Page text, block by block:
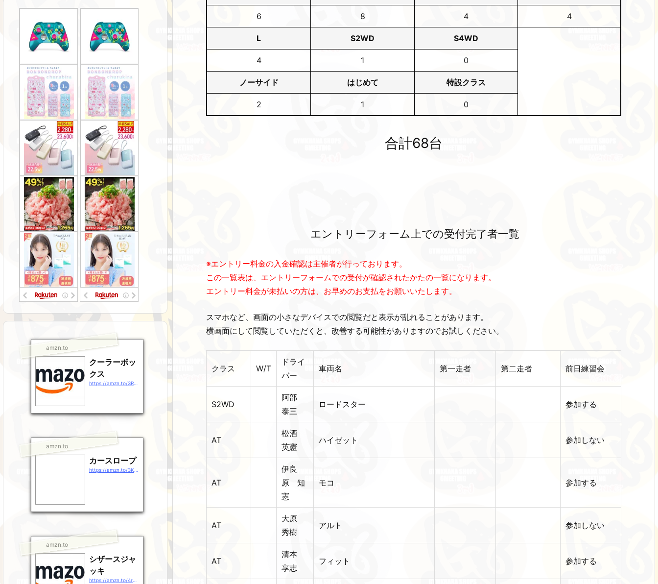
6 8 4 4
L S2WD S4WD
4 1 0
ノーサイド はじめて 特設クラス
2 1 0
合計68台
エントリーフォーム上での受付完了者一覧
※エントリー料金の入金確認は主催者が行っております。
この一覧表は、エントリーフォームでの受付が確認されたかたの一覧になります。
エントリー料金が未払いの方は、お早めのお支払をお願いいたします。
スマホなど、画面の小さなデバイスでの閲覧だと表示が乱れることがあります。
横画面にして閲覧していただくと、改善する可能性がありますのでお試しください。
クラス W/T
ドライ
バー
車両名 第一走者 第二走者 前日練習会
S2WD
阿部
泰三
ロードスター 参加する
AT
松酒
英憲
ハイゼット 参加しない
AT
伊良
原 知
憲
モコ 参加する
AT
大原
秀樹
アルト 参加しない
AT
清本
享志
フィット 参加する
amzn.to
クーラーボッ
クス
amzn.to
カースロープ
amzn.to
シザースジャ
ッキ